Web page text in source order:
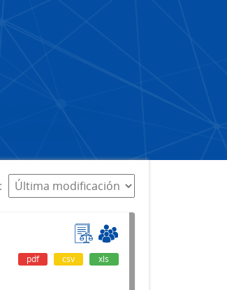
pdf csv xls